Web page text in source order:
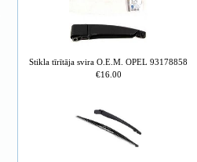
Stikla tīrītāja svira O.E.M. OPEL 93178858
€16.00